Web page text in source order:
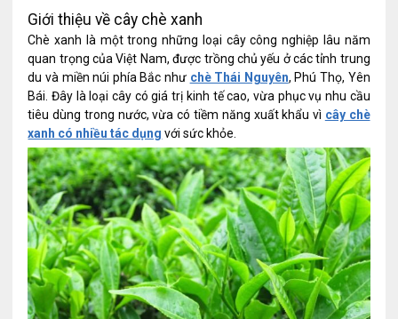
Giới thiệu về cây chè xanh
Chè xanh là một trong những loại cây công nghiệp lâu năm
quan trọng của Việt Nam, được trồng chủ yếu ở các tỉnh trung
du và miền núi phía Bắc như chè Thái Nguyên, Phú Thọ, Yên
Bái. Đây là loại cây có giá trị kinh tế cao, vừa phục vụ nhu cầu
tiêu dùng trong nước, vừa có tiềm năng xuất khẩu vì cây chè
xanh có nhiều tác dụng với sức khỏe.